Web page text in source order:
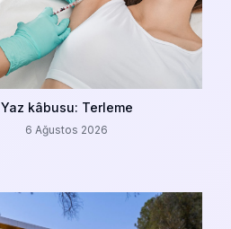
Yaz kâbusu: Terleme
6 Ağustos 2026